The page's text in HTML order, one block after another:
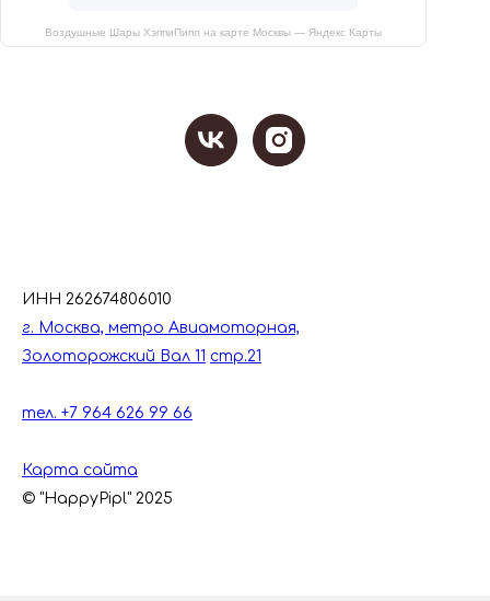
Воздушные Шары ХэппиПипл на карте Москвы — Яндекс Карты
ИНН 262674806010
г. Москва, метро Авиамоторная,
Золоторожский Вал 11 стр.21
тел. +7 964 626 99 66
Карта сайта
© "HappyPipl" 2025